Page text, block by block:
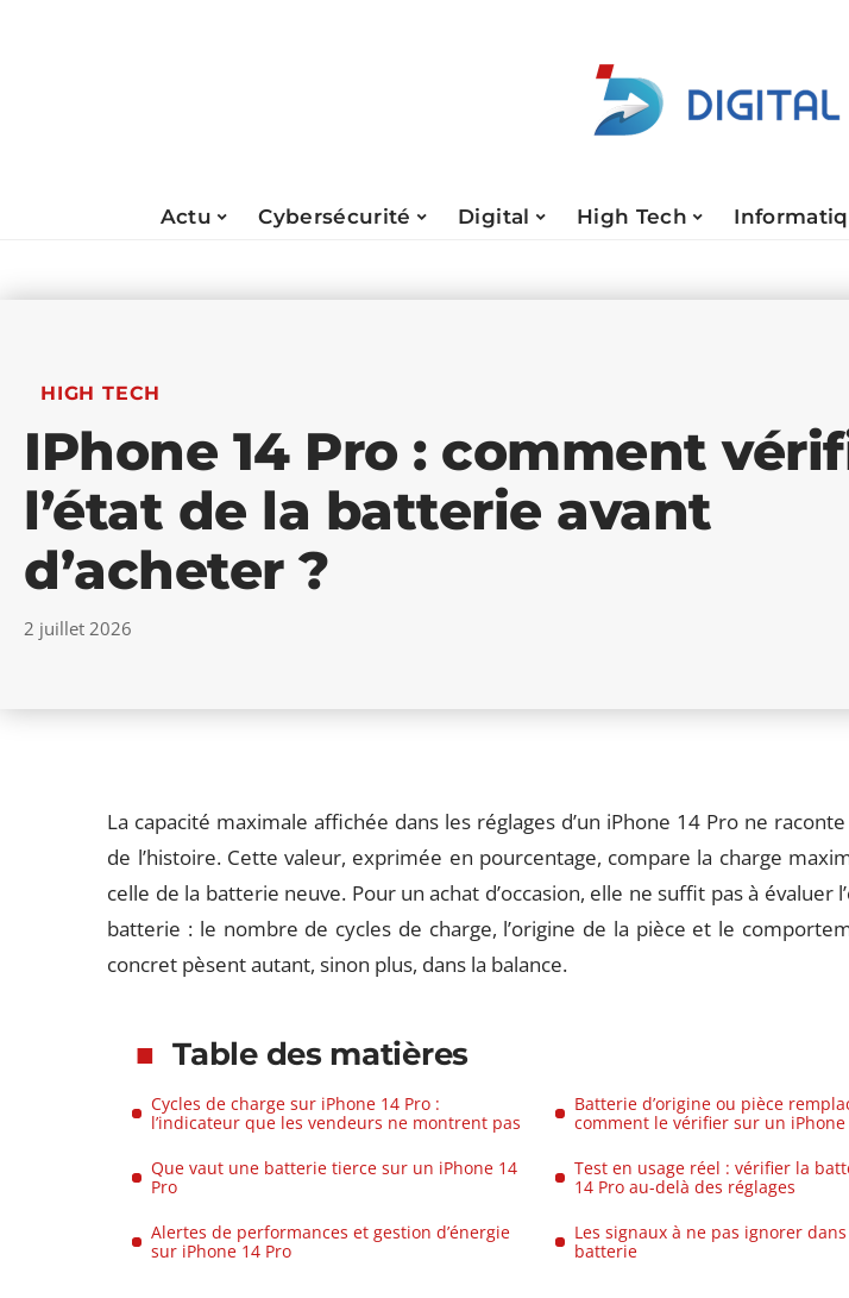
Actu Cybersécurité Digital High Tech
HIGH TECH
IPhone 14 Pro : comment
l’état de la batterie avant
d’acheter ?
2 juillet 2026
La capacité maximale affichée dans les réglages d’un iPhone 14 Pro ne
de l’histoire. Cette valeur, exprimée en pourcentage, compare la charge
celle de la batterie neuve. Pour un achat d’occasion, elle ne suffit pas à évaluer
batterie : le nombre de cycles de charge, l’origine de la pièce et le
concret pèsent autant, sinon plus, dans la balance.
Table des matières
Cycles de charge sur iPhone 14 Pro :
l’indicateur que les vendeurs ne montrent pas
Batterie d’origine ou pièce
comment le vérifier sur un iPhone
Que vaut une batterie tierce sur un iPhone 14
Pro
Test en usage réel : vérifier la
14 Pro au-delà des réglages
Alertes de performances et gestion d’énergie
sur iPhone 14 Pro
Les signaux à ne pas ignorer
batterie